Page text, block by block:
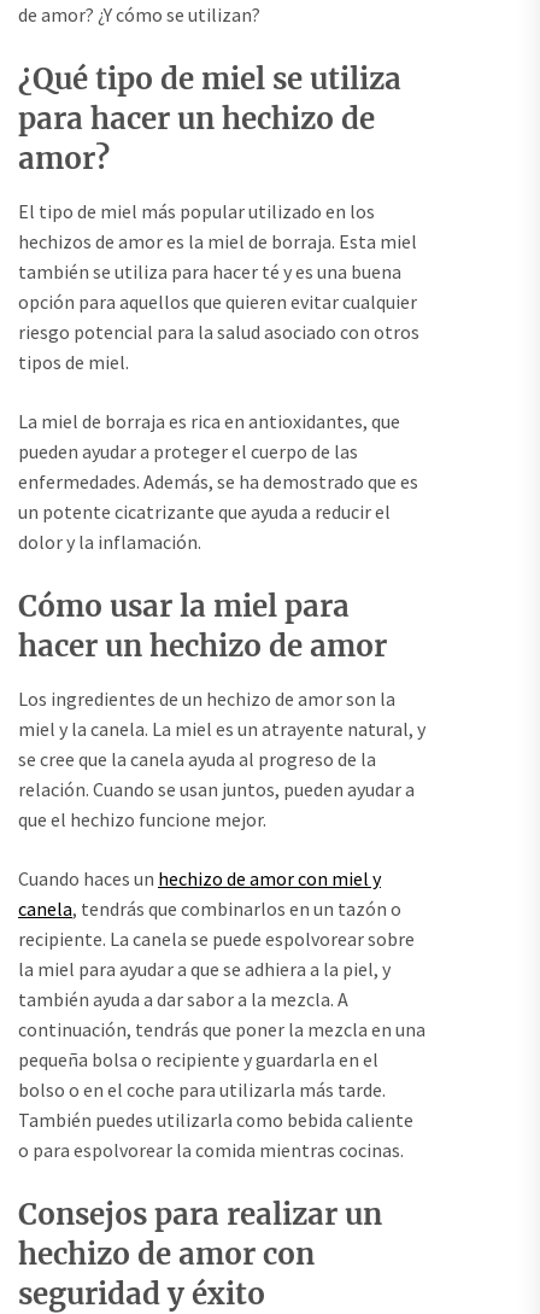
de amor? ¿Y cómo se utilizan?
¿Qué tipo de miel se utiliza
para hacer un hechizo de
amor?
El tipo de miel más popular utilizado en los
hechizos de amor es la miel de borraja. Esta miel
también se utiliza para hacer té y es una buena
opción para aquellos que quieren evitar cualquier
riesgo potencial para la salud asociado con otros
tipos de miel.
La miel de borraja es rica en antioxidantes, que
pueden ayudar a proteger el cuerpo de las
enfermedades. Además, se ha demostrado que es
un potente cicatrizante que ayuda a reducir el
dolor y la inflamación.
Cómo usar la miel para
hacer un hechizo de amor
Los ingredientes de un hechizo de amor son la
miel y la canela. La miel es un atrayente natural, y
se cree que la canela ayuda al progreso de la
relación. Cuando se usan juntos, pueden ayudar a
que el hechizo funcione mejor.
Cuando haces un hechizo de amor con miel y
canela, tendrás que combinarlos en un tazón o
recipiente. La canela se puede espolvorear sobre
la miel para ayudar a que se adhiera a la piel, y
también ayuda a dar sabor a la mezcla. A
continuación, tendrás que poner la mezcla en una
pequeña bolsa o recipiente y guardarla en el
bolso o en el coche para utilizarla más tarde.
También puedes utilizarla como bebida caliente
o para espolvorear la comida mientras cocinas.
Consejos para realizar un
hechizo de amor con
seguridad y éxito